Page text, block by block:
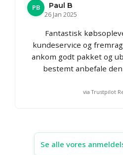
PB
Paul B
26 Jan 2025
Fantastisk
kundeservice og
ankom godt pakket og
bestemt anbefale
via Trustpilot
Se alle vores